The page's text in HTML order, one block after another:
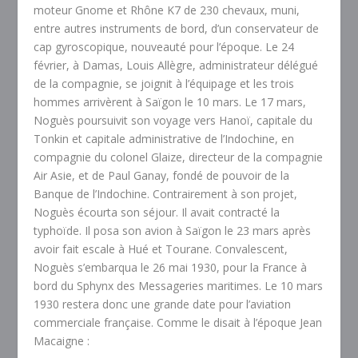
moteur Gnome et Rhône K7 de 230 chevaux, muni,
entre autres instruments de bord, d’un conservateur de
cap gyroscopique, nouveauté pour l’époque. Le 24
février, à Damas, Louis Allègre, administrateur délégué
de la compagnie, se joignit à l’équipage et les trois
hommes arrivèrent à Saïgon le 10 mars. Le 17 mars,
Noguès poursuivit son voyage vers Hanoï, capitale du
Tonkin et capitale administrative de l’Indochine, en
compagnie du colonel Glaize, directeur de la compagnie
Air Asie, et de Paul Ganay, fondé de pouvoir de la
Banque de l’Indochine. Contrairement à son projet,
Noguès écourta son séjour. Il avait contracté la
typhoïde. Il posa son avion à Saïgon le 23 mars après
avoir fait escale à Hué et Tourane. Convalescent,
Noguès s’embarqua le 26 mai 1930, pour la France à
bord du Sphynx des Messageries maritimes. Le 10 mars
1930 restera donc une grande date pour l’aviation
commerciale française. Comme le disait à l’époque Jean
Macaigne :